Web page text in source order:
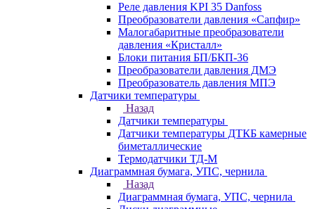
Реле давления KPI 35 Danfoss
Преобразователи давления «Сапфир»
Малогабаритные преобразователи
давления «Кристалл»
Блоки питания БП/БКП-36
Преобразователи давления ДМЭ
Преобразователь давления МПЭ
Датчики температуры
Назад
Датчики температуры
Датчики температуры ДТКБ камерные
биметаллические
Термодатчики ТД-М
Диаграммная бумага, УПС, чернила
Назад
Диаграммная бумага, УПС, чернила